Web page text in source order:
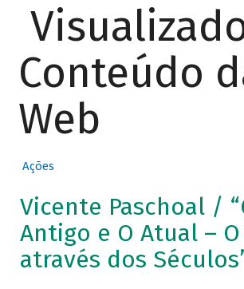
Conteúdo
Web
Ações
Vicente Paschoal /
Antigo e O Atual –
através dos